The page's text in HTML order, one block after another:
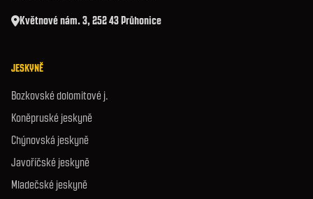
Květnové nám. 3, 252 43 Průhonice
JESKYNĚ
Bozkovské dolomitové j.
Koněpruské jeskyně
Chýnovská jeskyně
Javoříčské jeskyně
Mladečské jeskyně